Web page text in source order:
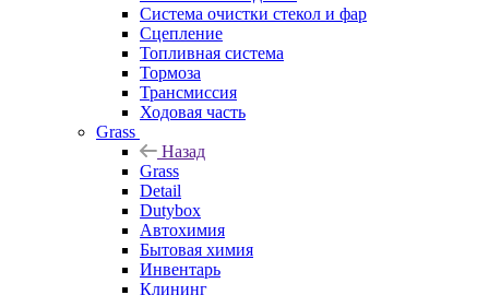
Система очистки стекол и фар
Сцепление
Топливная система
Тормоза
Трансмиссия
Ходовая часть
Grass
Назад
Grass
Detail
Dutybox
Автохимия
Бытовая химия
Инвентарь
Клининг